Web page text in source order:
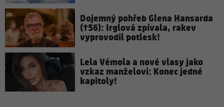
Dojemný pohřeb Glena Hansarda
(†56): Irglová zpívala, rakev
vyprovodil potlesk!
Lela Vémola a nové vlasy jako
vzkaz manželovi: Konec jedné
kapitoly!